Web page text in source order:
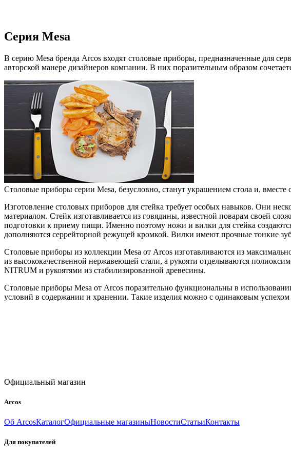
Серия Mesa
В серию Mesa бренда Arcos входят столовые приборы, предназначенные для
авторской манере дизайнеров компании. В них поразительным образом
Столовые приборы серии Mesa, безусловно, станут украшением стола и, вместе
Изготовление столовых приборов для стейка требует особых навыков. Они
материалом. Стейк изготавливается из говядины, известной поварам своей
подготовки к приему пищи. Именно поэтому ножи и вилки для стейка
дополняются серрейторной режущей кромкой. Вилки имеют прочные тонкие
Столовые приборы из коллекции Mesa от Arcos изготавливаются из
из высококачественной нержавеющей стали, а рукояти отделываются
NITRUM и рукоятями из стабилизированной древесины.
Столовые приборы Mesa от Arcos поразительно функциональны в
условий в содержании и хранении. Такие изделия можно с одинаковым
Официальный магазин
Arcos
Об ArcosКаталогОфициальные магазиныНовостиСтатьиКонтакты
Для покупателей